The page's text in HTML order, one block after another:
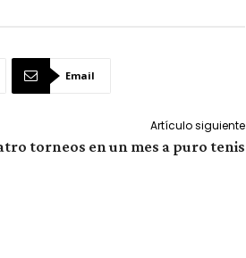
Email
Artículo siguiente
torneos en un mes a puro tenis